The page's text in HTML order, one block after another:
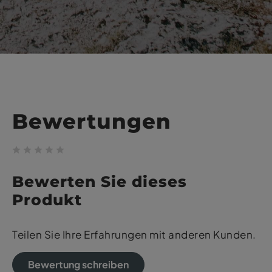
Bewertungen
Bewerten Sie dieses
Produkt
Teilen Sie Ihre Erfahrungen mit anderen Kunden.
Bewertung schreiben